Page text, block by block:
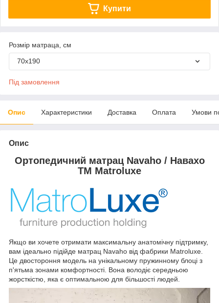
Купити
Розмір матраца, см
70х190
Під замовлення
Опис Характеристики Доставка Оплата Умови
Опис
Ортопедичний матрац Navaho / Навахо
TM Matroluxe
Якщо ви хочете отримати максимальну анатомічну підтримку,
вам ідеально підійде матрац Navaho від фабрики Matroluxe.
Це двостороння модель на унікальному пружинному блоці з
п'ятьма зонами комфортності. Вона володіє середньою
жорсткістю, яка є оптимальною для більшості людей.